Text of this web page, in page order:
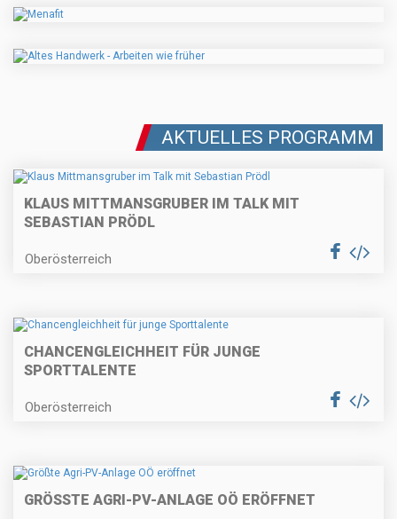
AKTUELLES PROGRAMM
KLAUS MITTMANSGRUBER IM TALK MIT
SEBASTIAN PRÖDL
Oberösterreich
CHANCENGLEICHHEIT FÜR JUNGE
SPORTTALENTE
Oberösterreich
GRÖSSTE AGRI-PV-ANLAGE OÖ ERÖFFNET